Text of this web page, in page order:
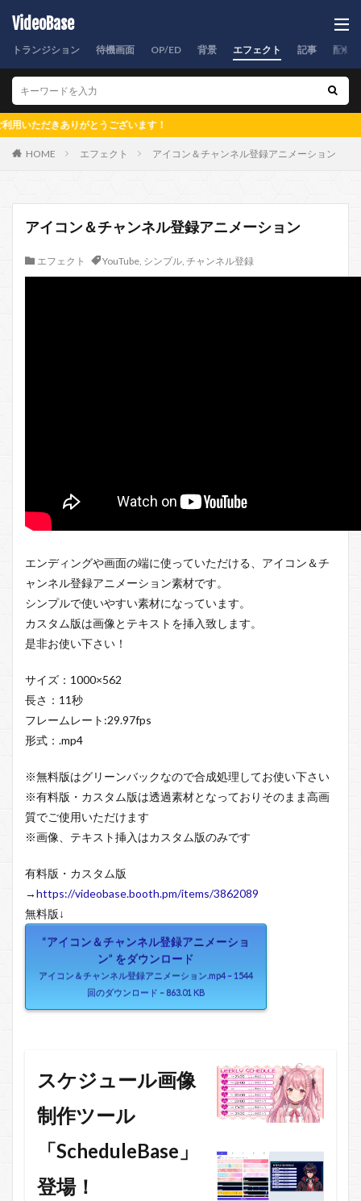
VideoBase
トランジション 待機画面 OP/ED 背景 エフェクト 記事 配信
ありがとうございます！
HOME エフェクト アイコン＆チャンネル登録アニメーション
アイコン＆チャンネル登録アニメーション
エフェクト YouTube, シンプル, チャンネル登録
エンディングや画面の端に使っていただける、アイコン＆チ
ャンネル登録アニメーション素材です。
シンプルで使いやすい素材になっています。
カスタム版は画像とテキストを挿入致します。
是非お使い下さい！
サイズ：1000×562
長さ：11秒
フレームレート:29.97fps
形式：.mp4
※無料版はグリーンバックなので合成処理してお使い下さい
※有料版・カスタム版は透過素材となっておりそのまま高画
質でご使用いただけます
※画像、テキスト挿入はカスタム版のみです
有料版・カスタム版
→https://videobase.booth.pm/items/3862089
無料版↓
“アイコン＆チャンネル登録アニメーショ
ン” をダウンロード
アイコン＆チャンネル登録アニメーション.mp4 – 1544
回のダウンロード – 863.01 KB
スケジュール画像
制作ツール
「ScheduleBase」
登場！